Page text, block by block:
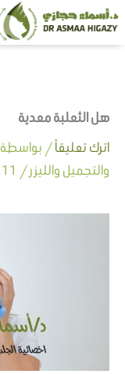
تخطي
إلى
هل الثعلبة معدية
اترك تعليقاً/ بواسطة
والتجميل والليزر/ 11 نوفمبر 2022